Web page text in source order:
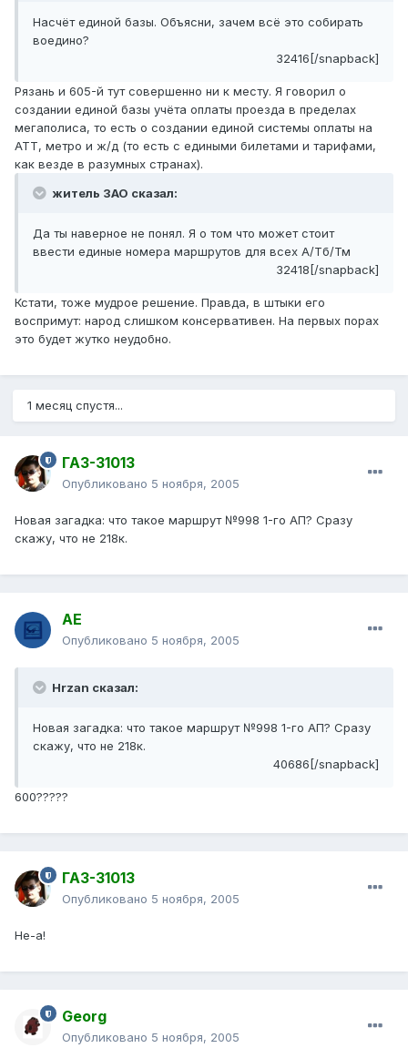
Насчёт единой базы. Объясни, зачем всё это собирать
воедино?
32416[/snapback]
Рязань и 605-й тут совершенно ни к месту. Я говорил о
создании единой базы учёта оплаты проезда в пределах
мегаполиса, то есть о создании единой системы оплаты на
АТТ, метро и ж/д (то есть с едиными билетами и тарифами,
как везде в разумных странах).
житель ЗАО сказал:
Да ты наверное не понял. Я о том что может стоит
ввести единые номера маршрутов для всех А/Тб/Тм
32418[/snapback]
Кстати, тоже мудрое решение. Правда, в штыки его
воспримут: народ слишком консервативен. На первых порах
это будет жутко неудобно.
1 месяц спустя...
ГАЗ-31013
Опубликовано 5 ноября, 2005
Новая загадка: что такое маршрут №998 1-го АП? Сразу
скажу, что не 218к.
АЕ
Опубликовано 5 ноября, 2005
Hrzan сказал:
Новая загадка: что такое маршрут №998 1-го АП? Сразу
скажу, что не 218к.
40686[/snapback]
600?????
ГАЗ-31013
Опубликовано 5 ноября, 2005
Не-а!
Georg
Опубликовано 5 ноября, 2005